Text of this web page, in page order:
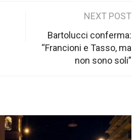
NEXT POST
Bartolucci conferma:
“Francioni e Tasso, ma
non sono soli”